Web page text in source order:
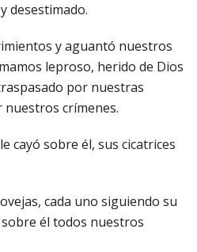
desestimado.
y aguantó nuestros
leproso, herido de Dios
por nuestras
crímenes.
cayó sobre él, sus cicatrices
cada uno siguiendo su
él todos nuestros